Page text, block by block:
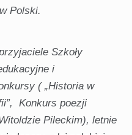
Polski.
Szkoły
i
( „Historia w
Konkurs poezji
Pileckim), letnie